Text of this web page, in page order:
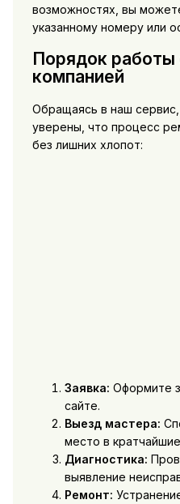
возможностях, вы
указанному номеру или
Порядок работы
компанией
Обращаясь в наш
уверены, что процесс
без лишних хлопот:
Заявка: Оформите
сайте.
Выезд мастера:
место в
Диагностика:
выявление
Ремонт: